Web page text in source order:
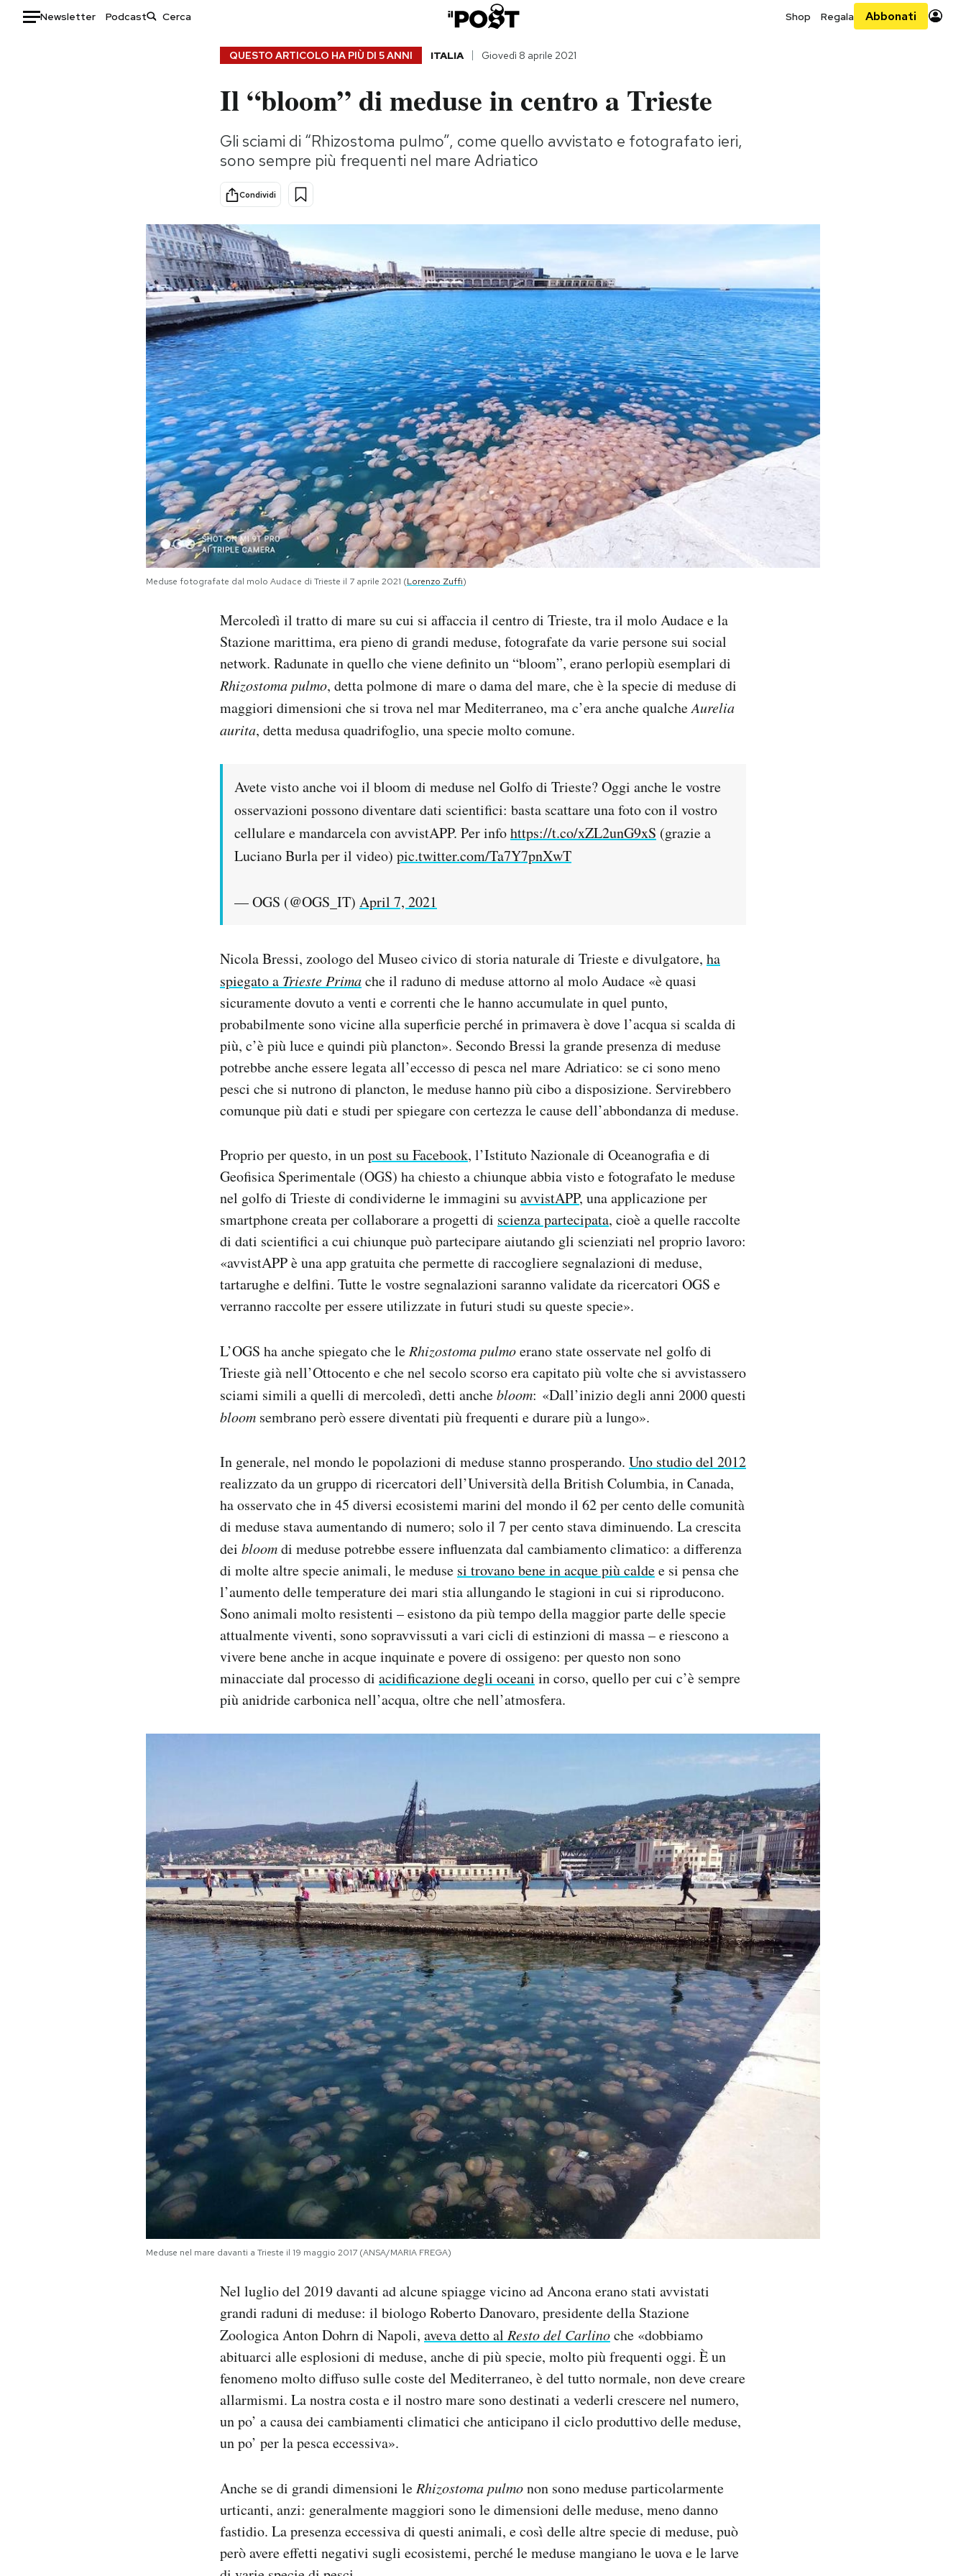
Newsletter Podcast Shop Regala Abbonati
Consumismi
Storie/Idee
Ok Boomer!
Media
Europa
Altrecose
Mondiali calcio 2026
AREA PERSONALE
QUESTO ARTICOLO HA PIÙ DI 5 ANNI ITALIA Giovedì 8 aprile 2021
Il “bloom” di meduse in centro a Trieste
Gli sciami di “Rhizostoma pulmo”, come quello avvistato e fotografato ieri,
sono sempre più frequenti nel mare Adriatico
Condividi
Meduse fotografate dal molo Audace di Trieste il 7 aprile 2021 (Lorenzo Zuffi)
Mercoledì il tratto di mare su cui si affaccia il centro di Trieste, tra il molo Audace e la
Stazione marittima, era pieno di grandi meduse, fotografate da varie persone sui social
network. Radunate in quello che viene definito un “bloom”, erano perlopiù esemplari di
Rhizostoma pulmo, detta polmone di mare o dama del mare, che è la specie di meduse di
maggiori dimensioni che si trova nel mar Mediterraneo, ma c’era anche qualcheAurelia
aurita, detta medusa quadrifoglio, una specie molto comune.
Avete visto anche voi il bloom di meduse nel Golfo di Trieste? Oggi anche le vostre
osservazioni possono diventare dati scientifici: basta scattare una foto con il vostro
cellulare e mandarcela con avvistAPP. Per infohttps://t.co/xZL2unG9xS (grazie a
Luciano Burla per il video) pic.twitter.com/Ta7Y7pnXwT
— OGS (@OGS_IT) April 7, 2021
Nicola Bressi, zoologo del Museo civico di storia naturale di Trieste e divulgatore, ha
spiegato a Trieste Primache il raduno di meduse attorno al molo Audace «è quasi
sicuramente dovuto a venti e correnti che le hanno accumulate in quel punto,
probabilmente sono vicine alla superficie perché in primavera è dove l’acqua si scalda di
più, c’è più luce e quindi più plancton». Secondo Bressi la grande presenza di meduse
potrebbe anche essere legata all’eccesso di pesca nel mare Adriatico: se ci sono meno
pesci che si nutrono di plancton, le meduse hanno più cibo a disposizione. Servirebbero
comunque più dati e studi per spiegare con certezza le cause dell’abbondanza di meduse.
Proprio per questo, in unpost su Facebook, l’Istituto Nazionale di Oceanografia e di
Geofisica Sperimentale (OGS) ha chiesto a chiunque abbia visto e fotografato le meduse
nel golfo di Trieste di condividerne le immagini suavvistAPP, una applicazione per
smartphone creata per collaborare a progetti di scienza partecipata, cioè a quelle raccolte
di dati scientifici a cui chiunque può partecipare aiutando gli scienziati nel proprio lavoro:
«avvistAPP è una app gratuita che permette di raccogliere segnalazioni di meduse,
tartarughe e delfini. Tutte le vostre segnalazioni saranno validate da ricercatori OGS e
verranno raccolte per essere utilizzate in futuri studi su queste specie».
L’OGS ha anche spiegato che le Rhizostoma pulmoerano state osservate nel golfo di
Trieste già nell’Ottocento e che nel secolo scorso era capitato più volte che si avvistassero
sciami simili a quelli di mercoledì, detti anchebloom: «Dall’inizio degli anni 2000 questi
bloom sembrano però essere diventati più frequenti e durare più a lungo».
In generale, nel mondo le popolazioni di meduse stanno prosperando. Uno studio del 2012
realizzato da un gruppo di ricercatori dell’Università della British Columbia, in Canada,
ha osservato che in 45 diversi ecosistemi marini del mondo il 62 per cento delle comunità
di meduse stava aumentando di numero; solo il 7 per cento stava diminuendo. La crescita
dei bloomdi meduse potrebbe essere influenzata dal cambiamento climatico: a differenza
di molte altre specie animali, le meduse si trovano bene in acque più caldee si pensa che
l’aumento delle temperature dei mari stia allungando le stagioni in cui si riproducono.
Sono animali molto resistenti – esistono da più tempo della maggior parte delle specie
attualmente viventi, sono sopravvissuti a vari cicli di estinzioni di massa – e riescono a
vivere bene anche in acque inquinate e povere di ossigeno: per questo non sono
minacciate dal processo di acidificazione degli oceani in corso, quello per cui c’è sempre
più anidride carbonica nell’acqua, oltre che nell’atmosfera.
Meduse nel mare davanti a Trieste il 19 maggio 2017 (ANSA/MARIA FREGA)
Nel luglio del 2019 davanti ad alcune spiagge vicino ad Ancona erano stati avvistati
grandi raduni di meduse: il biologo Roberto Danovaro, presidente della Stazione
Zoologica Anton Dohrn di Napoli, aveva detto al Resto del Carlinoche «dobbiamo
abituarci alle esplosioni di meduse, anche di più specie, molto più frequenti oggi. È un
fenomeno molto diffuso sulle coste del Mediterraneo, è del tutto normale, non deve creare
allarmismi. La nostra costa e il nostro mare sono destinati a vederli crescere nel numero,
un po’ a causa dei cambiamenti climatici che anticipano il ciclo produttivo delle meduse,
un po’ per la pesca eccessiva».
Anche se di grandi dimensioni le Rhizostoma pulmonon sono meduse particolarmente
urticanti, anzi: generalmente maggiori sono le dimensioni delle meduse, meno danno
fastidio. La presenza eccessiva di questi animali, e così delle altre specie di meduse, può
però avere effetti negativi sugli ecosistemi, perché le meduse mangiano le uova e le larve